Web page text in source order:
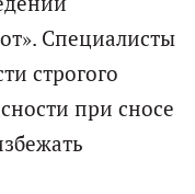
Специалисты
строгого
при сносе